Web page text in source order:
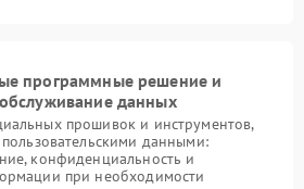
программные решение и
данных
прошивок и инструментов,
данными:
конфиденциальность и
при необходимости